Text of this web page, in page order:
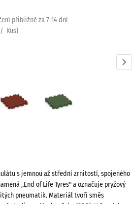
přibližně za 7-14 dní
/ Kus)
červená
s jemnou až střední zrnitostí, spojeného
„End of Life Tyres" a označuje pryžový
pneumatik. Materiál tvoří směs